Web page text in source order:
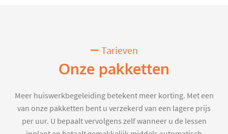
Tarieven
Onze pakketten
Meer huiswerkbegeleiding betekent meer korting. Met een
van onze pakketten bent u verzekerd van een lagere prijs
per uur. U bepaalt vervolgens zelf wanneer u de lessen